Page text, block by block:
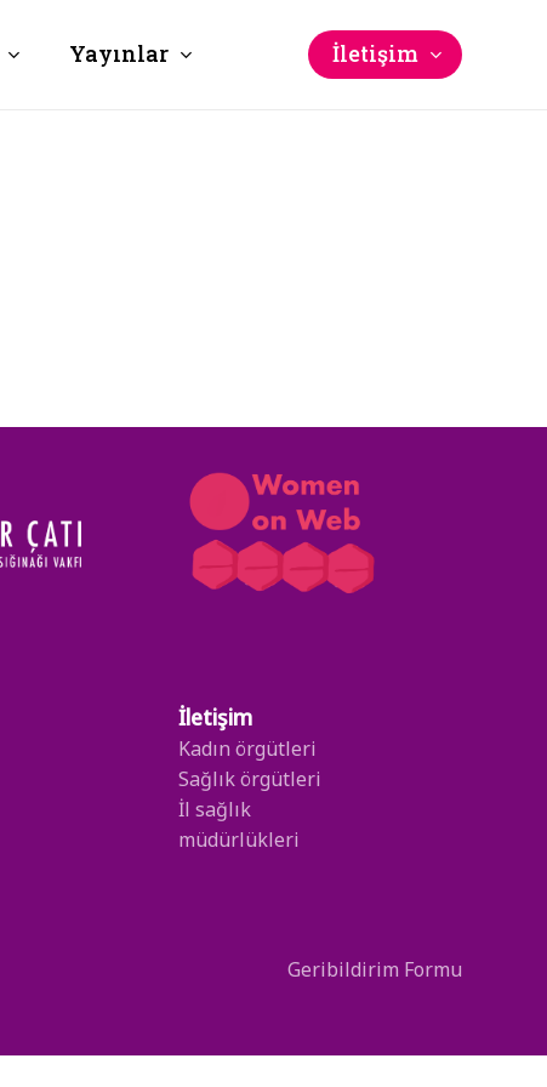
Yayınlar İletişim
İletişim
Kadın örgütleri
Sağlık örgütleri
İl sağlık
müdürlükleri
Geribildirim Formu